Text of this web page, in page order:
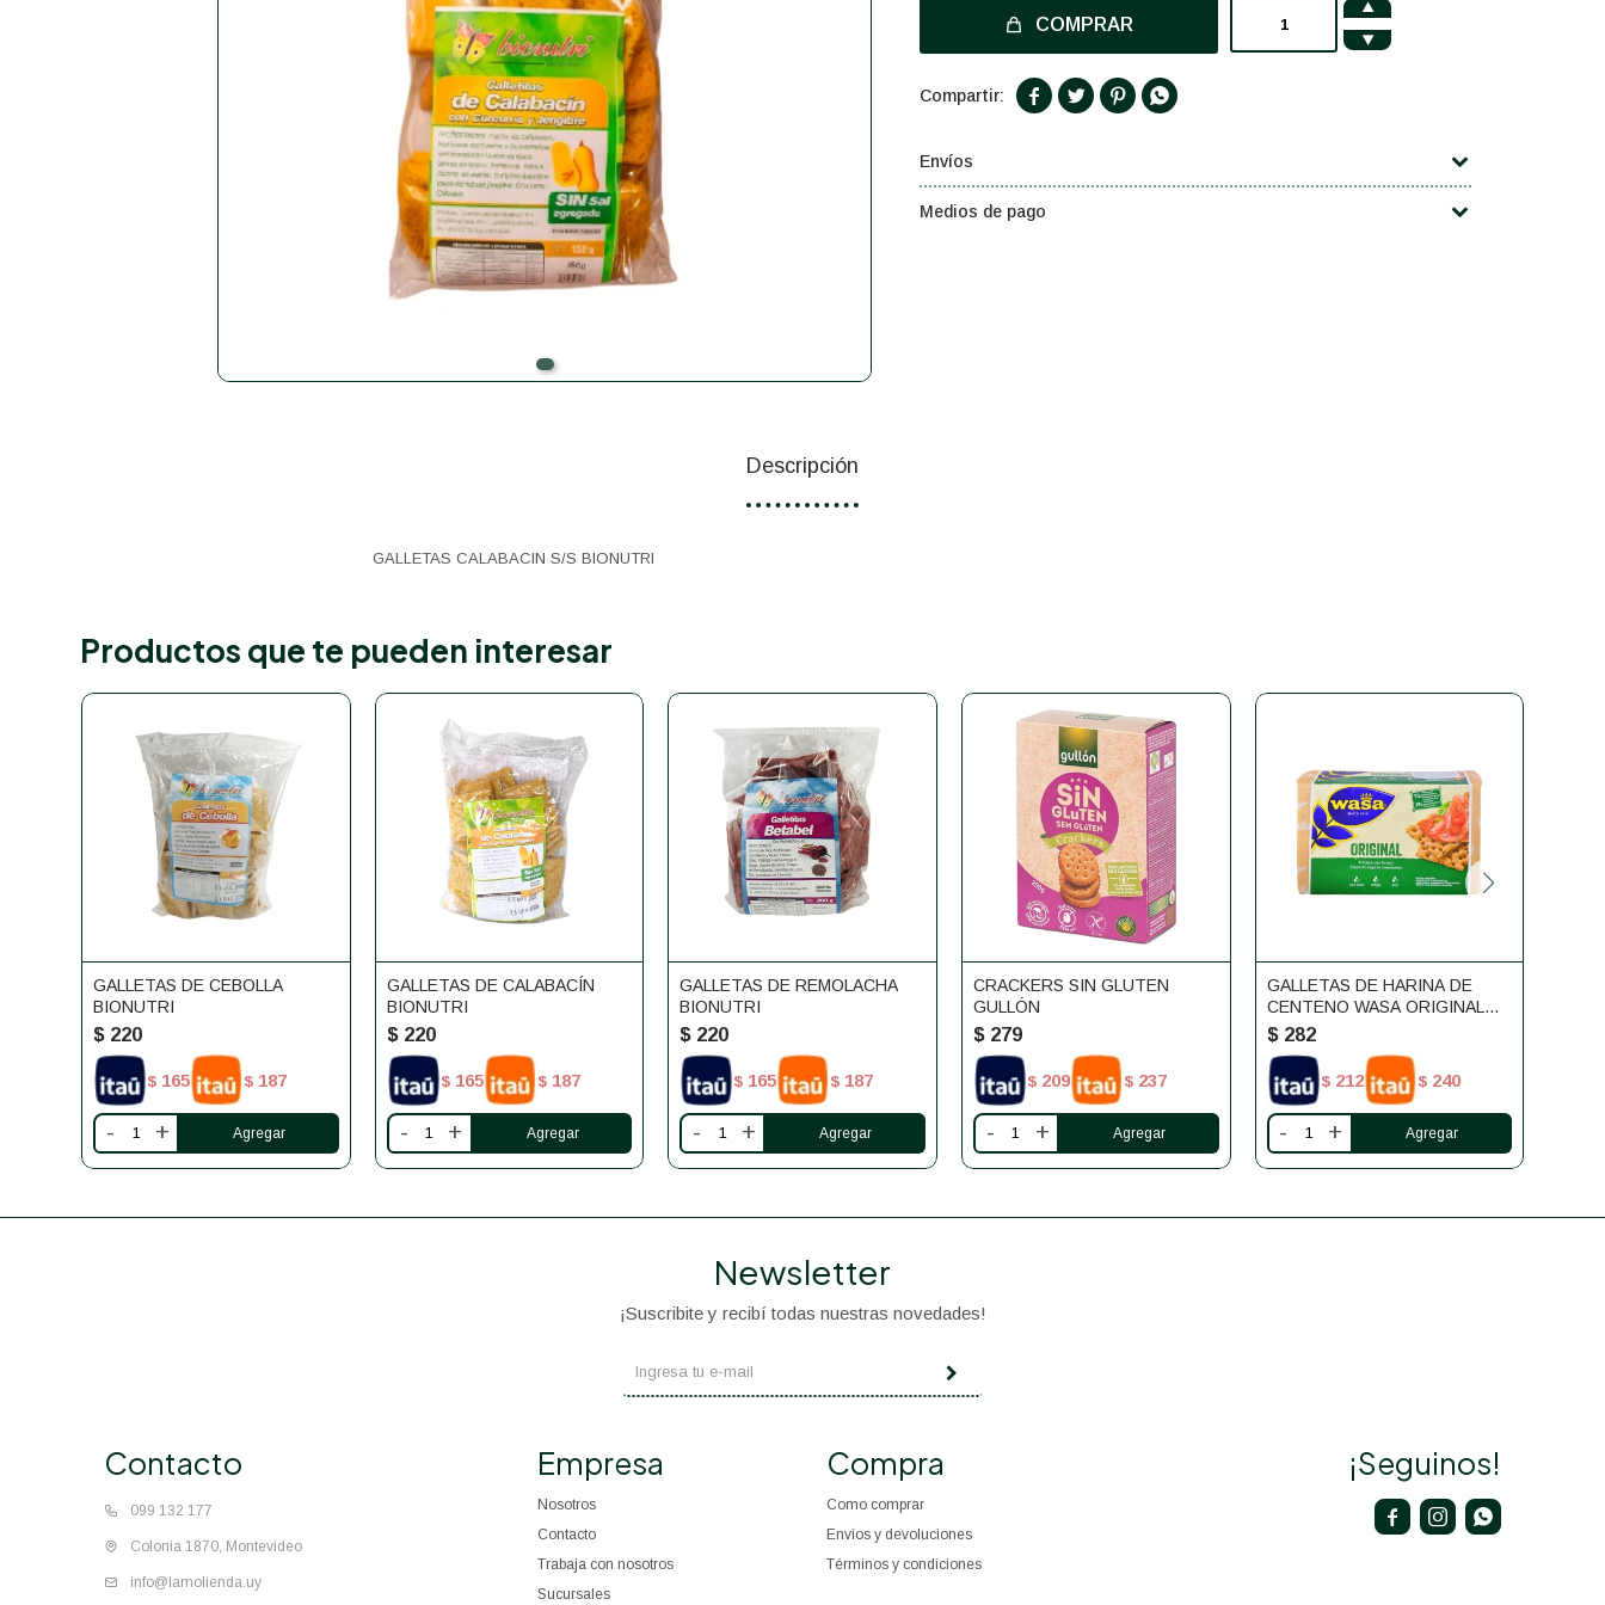
COMPRAR


   
Envíos
Medios de pago
Descripción
GALLETAS CALABACIN S/S BIONUTRI
Productos que te pueden interesar
GALLETAS DE CEBOLLA
BIONUTRI
$ 220
$ 165 $ 187
- +
GALLETAS DE CALABACÍN
BIONUTRI
$ 220
$ 165 $ 187
- +
GALLETAS DE REMOLACHA
BIONUTRI
$ 220
$ 165 $ 187
- +
CRACKERS SIN GLUTEN
GULLÓN
$ 279
$ 209 $ 237
- +
GALLETAS DE HARINA DE
CENTENO WASA ORIGINAL
275G
$ 282
$ 212 $ 240
- +
Contacto
099 132 177
Colonia 1870, Montevideo
info@lamolienda.uy
Empresa
Nosotros
Contacto
Trabaja con nosotros
Sucursales
Compra
Como comprar
Envíos y devoluciones
Términos y condiciones
Newsletter
¡Suscribite y recibí todas nuestras novedades!
¡Seguinos!
  